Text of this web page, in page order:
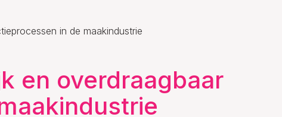
in de maakindustrie
en overdraagbaar